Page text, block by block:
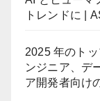
トレンドに |
2025 年のト
ンジニア、デ
ア開発者向け